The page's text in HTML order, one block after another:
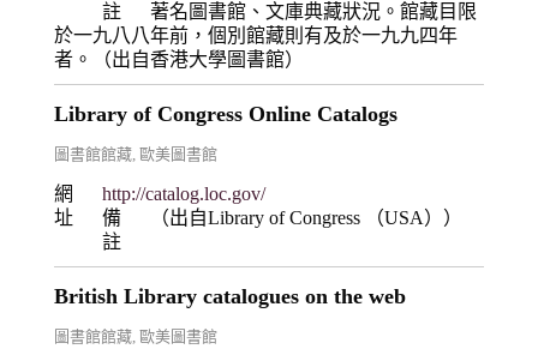
註
著名圖書館、文庫典藏狀況。館藏目限
於一九八八年前，個別館藏則有及於一九九四年
者。（出自香港大學圖書館）
Library of Congress Online Catalogs
圖書館館藏, 歐美圖書館
網
址
http://catalog.loc.gov/
備
註
（出自Library of Congress （USA））
British Library catalogues on the web
圖書館館藏, 歐美圖書館